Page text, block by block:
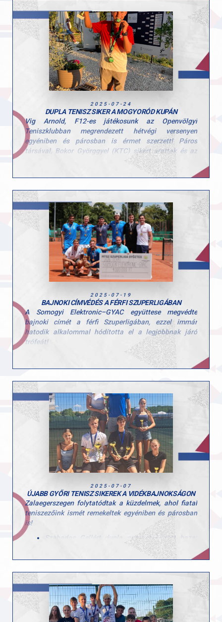
hogy a gyerekek minél több mozgásformát
kipróbálhassanak, és ebben a turnusban is 10
különböző sportággal találkozhattak!
Köszönjük minden edzőnek, segítőnek és szülőnek,
hogy hozzájárultak a hét sikeréhez és természetesen a
gyerekeknek is, hogy ilyen lelkes résztvevői voltak a
tábornak!
2025-07-24
DUPLA TENISZ SIKER A MOGYORÓD KUPÁN
Vig Arnold, F12-es játékosunk az Openvölgyi
Teniszklubban megrendezett hétvégi versenyen
egyéniben és párosban is érmet szerzett! Páros
társával, Bokor Györggyel (KTC) sikert arattak és az
első helyen végeztek, egyéniben pedig a harmadik
helyet sikerült megcsípni és így egy bronz éremmel is
gazdagodott a fiatal tehetség.
Gratulálunk a remek eredményhez, és köszönjük
edzőinek a profi munkát!
2025-07-19
BAJNOKI CÍMVÉDÉS A FÉRFI SZUPERLIGÁBAN
A Somogyi Elektronic–GYAC együttese megvédte
bajnoki címét a férfi Szuperligában, ezzel immár
hatodik alkalommal hódította el a legjobbnak járó
trófeát!
A döntőt a Nemzeti Edzésközpontban rendezték meg,
ahol rengeteg szurkolóval telt meg a lelátó. Csapatunk
Valkusz Máté, Makk Péter, Velcz Zsombor és Sávay
Zalán is győzelemmel zárta mérkőzését, így 5–0-ás
fölénnyel zártunk a Kőszegi SE ellen.
Gratulálunk sportolóinknak és a teljes szakmai
csapatnak ehhez a fantasztikus sikerhez!
2025-07-07
ÚJABB GYŐRI TENISZ SIKEREK A VIDÉKBAJNOKSÁGON
Zalaegerszegen folytatódtak a küzdelmek, ahol fiatal
teniszezőink ismét remekeltek egyéniben és párosban
is!
Szabados Gellért dupla aranyat hozott haza:
egyéniben Vidékbajnok lett, majd párosban is
első helyet szerzett Szabó Barnabással.
kiemelt ellen, párosban pedig ezüstérmet
szerzett Kőszegi Zente Péter oldalán.
Vörös Gréta a L14 korosztályban bronzérmet
szerzett párosban Gazdag Sophiával.